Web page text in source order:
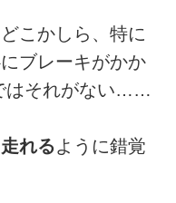
こかしら、特に
ブレーキがかか
はそれがない……
れる ように錯覚